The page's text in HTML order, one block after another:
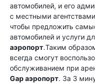
автомобилей, и его
с местными
чтобы предложить
автомобилей и услуги
аэропорт.Таким
всегда смогут
обслуживанием при
Gap аэропорт. За 3